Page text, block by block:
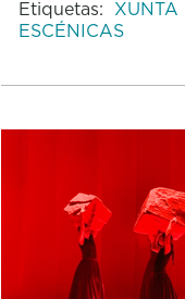
Etiquetas:
ESCÉNICAS